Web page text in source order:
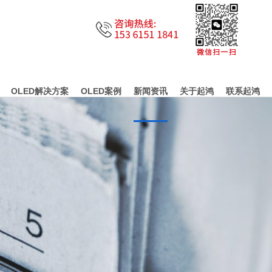
OLED解决方案 OLED案例 新闻资讯 关于起鸿 联系起鸿